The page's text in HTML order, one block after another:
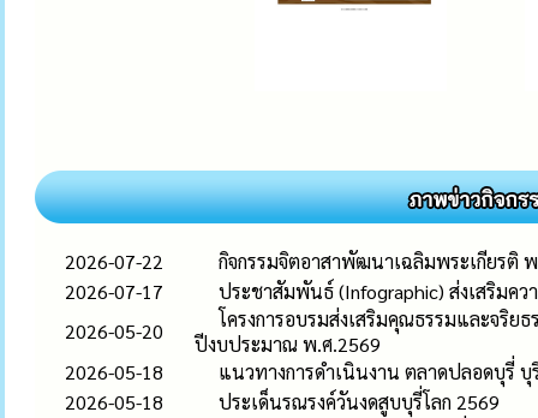
2026-07-22
กิจกรรมจิตอาสาพัฒนาเฉลิมพระเกียรติ
2026-07-17
ประชาสัมพันธ์ (Infographic) ส่งเสริมค
2026-05-20
โครงการอบรมส่งเสริมคุณธรรมและจริย
ปีงบประมาณ พ.ศ.2569
2026-05-18
แนวทางการดำเนินงาน ตลาดปลอดบุรี่
2026-05-18
ประเด็นรณรงค์วันงดสูบบุรี่โลก 2569